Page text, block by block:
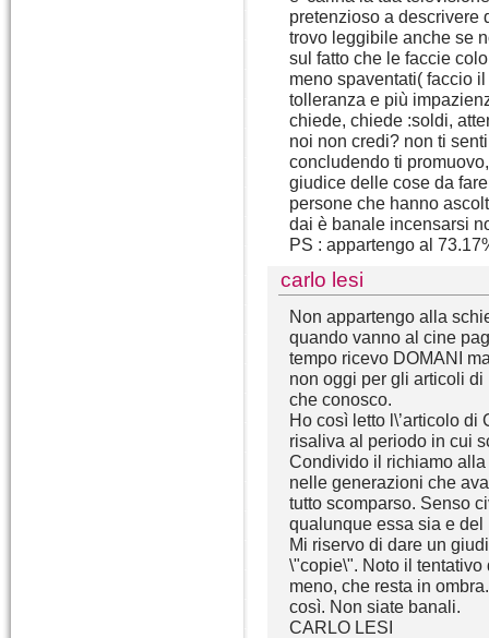
pretenzioso a descrivere
trovo leggibile anche se
sul fatto che le faccie
meno spaventati( faccio
tolleranza e più
chiede, chiede :soldi,
noi non credi? non ti
concludendo ti
giudice delle cose da
persone che hanno
dai è banale incensarsi
PS : appartengo al
carlo lesi
Non appartengo alla
quando vanno al cine
tempo ricevo DOMANI
non oggi per gli articoli
che conosco.
Ho così letto l\’articolo
risaliva al periodo in cui
Condivido il richiamo
nelle generazioni che
tutto scomparso. Senso
qualunque essa sia e
Mi riservo di dare un
\"copie\". Noto il
meno, che resta in
così. Non siate banali.
CARLO LESI